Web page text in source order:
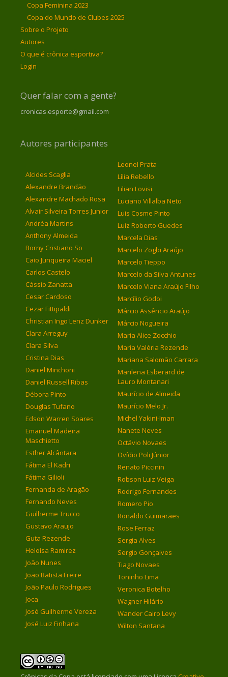
Copa Feminina 2023
Copa do Mundo de Clubes 2025
Sobre o Projeto
Autores
O que é crônica esportiva?
Login
Quer falar com a gente?
cronicas.esporte@gmail.com
Autores participantes
Alcides Scaglia
Alexandre Brandão
Alexandre Machado Rosa
Alvair Silveira Torres Junior
Andréa Martins
Anthony Almeida
Borny Cristiano So
Caio Junqueira Maciel
Carlos Castelo
Cássio Zanatta
Cesar Cardoso
Cezar Fittipaldi
Christian Ingo Lenz Dunker
Clara Arreguy
Clara Silva
Cristina Dias
Daniel Minchoni
Daniel Russell Ribas
Débora Pinto
Douglas Tufano
Edson Warren Soares
Emanuel Madeira
Maschietto
Esther Alcântara
Fátima El Kadri
Fátima Gilioli
Fernanda de Aragão
Fernando Neves
Guilherme Trucco
Gustavo Araujo
Guta Rezende
Heloísa Ramirez
João Nunes
João Batista Freire
João Paulo Rodrigues
Joca
José Guilherme Vereza
José Luiz Finhana
Leonel Prata
Lília Rebello
Lilian Lovisi
Luciano Villalba Neto
Luis Cosme Pinto
Luiz Roberto Guedes
Marcela Dias
Marcelo Zogbi Araújo
Marcelo Tieppo
Marcelo da Silva Antunes
Marcelo Viana Araújo Filho
Marcílio Godoi
Márcio Assêncio Araújo
Márcio Nogueira
Maria Alice Zocchio
Maria Valéria Rezende
Mariana Salomão Carrara
Marilena Esberard de
Lauro Montanari
Maurício de Almeida
Maurício Melo Jr.
Michel Yakini-Iman
Nanete Neves
Octávio Novaes
Ovídio Poli Júnior
Renato Piccinin
Robson Luiz Veiga
Rodrigo Fernandes
Romero Pio
Ronaldo Guimarães
Rose Ferraz
Sergia Alves
Sergio Gonçalves
Tiago Novaes
Toninho Lima
Veronica Botelho
Wagner Hilário
Wander Cairo Levy
Wilton Santana